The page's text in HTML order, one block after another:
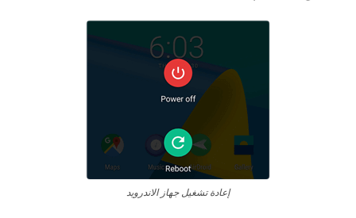
إعادة تشغيل جهاز الاندرويد